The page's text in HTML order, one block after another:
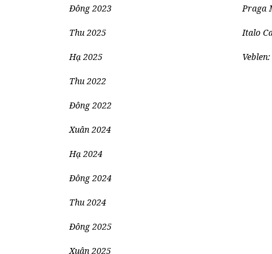
Đông 2023
Thu 2025
Hạ 2025
Thu 2022
Đông 2022
Xuân 2024
Hạ 2024
Đông 2024
Thu 2024
Đông 2025
Xuân 2025
Praga
Italo